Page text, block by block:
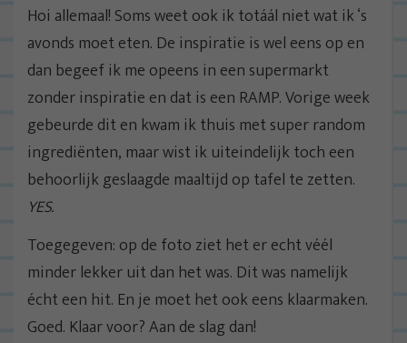
Hoi allemaal! Soms weet ook ik totáál niet wat ik ‘s
avonds moet eten. De inspiratie is wel eens op en
dan begeef ik me opeens in een supermarkt
zonder inspiratie en dat is een RAMP. Vorige week
gebeurde dit en kwam ik thuis met super random
ingrediënten, maar wist ik uiteindelijk toch een
behoorlijk geslaagde maaltijd op tafel te zetten.
YES.
Toegegeven: op de foto ziet het er echt véél
minder lekker uit dan het was. Dit was namelijk
écht een hit. En je moet het ook eens klaarmaken.
Goed. Klaar voor? Aan de slag dan!